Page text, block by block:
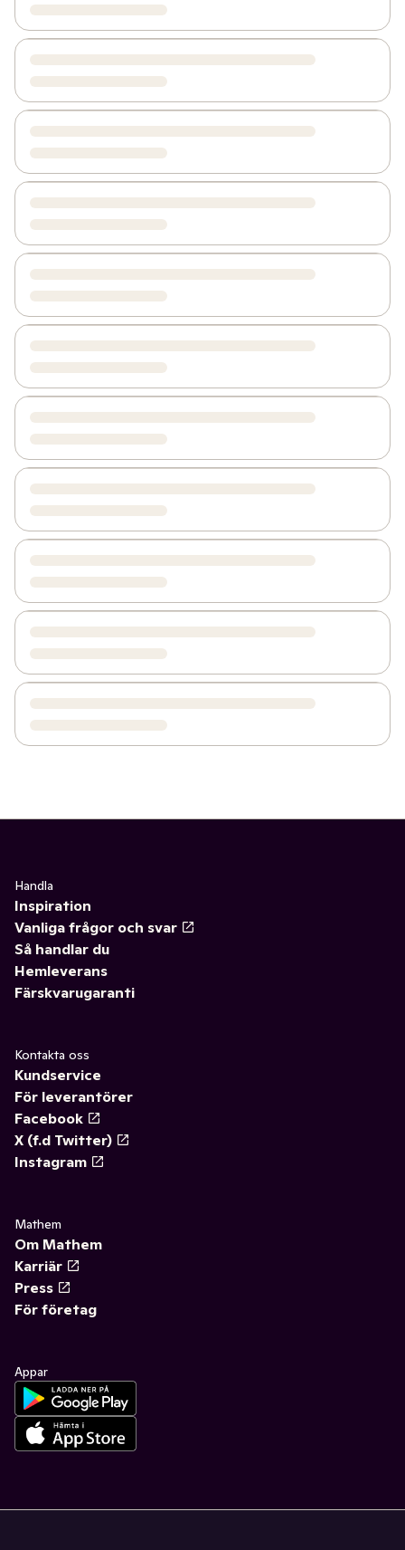
Handla
Inspiration
Vanliga frågor och svar
Så handlar du
Hemleverans
Färskvarugaranti
Kontakta oss
Kundservice
För leverantörer
Facebook
X (f.d Twitter)
Instagram
Mathem
Om Mathem
Karriär
Press
För företag
Appar